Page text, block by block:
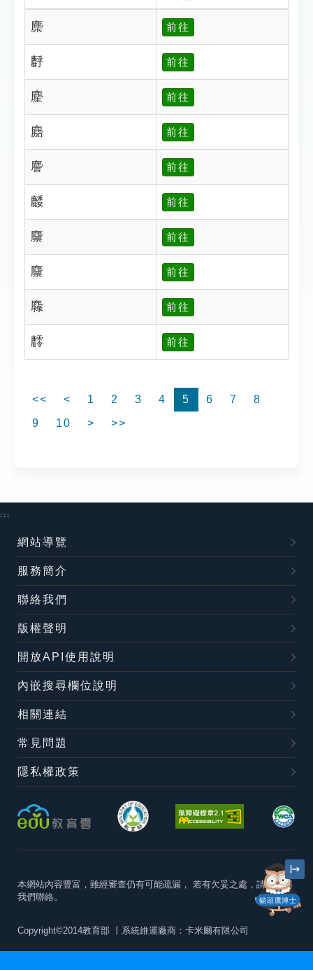
䴢 前往
䴣 前往
䴤 前往
䴥 前往
䴦 前往
䴧 前往
䴩 前往
䴩 前往
䴪 前往
䴫 前往
<< < 1 2 3 4 5 6 7
8
9
10 > >>
貓頭鷹博士
:::
網站導覽
服務簡介
聯絡我們
版權聲明
開放API使用說明
內嵌搜尋欄位說明
相關連結
常見問題
隱私權政策
本網站內容豐富，雖經審查仍有可能疏漏， 若有欠妥之處，請隨時與
我們聯絡。
Copyright©2014教育部 丨系統維運廠商：卡米爾有限公司